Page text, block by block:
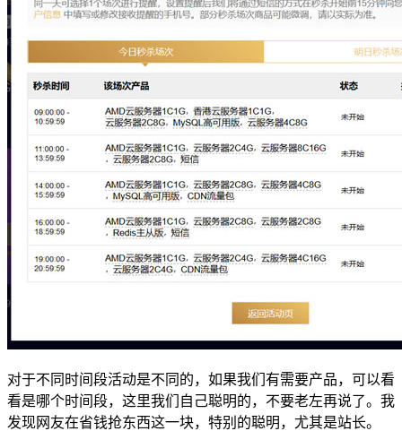
对于不同时间段活动是不同的，如果我们有需要产品，可以看
看是哪个时间段，这里我们自己聪明的，不要老左再说了。我
发现网友在省钱抢东西这一块，特别的聪明，尤其是站长。